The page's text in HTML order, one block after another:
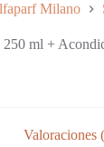
Milano
ml +
Valoraciones